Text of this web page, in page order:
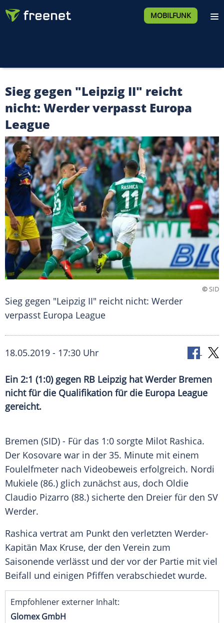
MOBILFUNK
Sieg gegen "Leipzig II" reicht
nicht: Werder verpasst Europa
League
©SID
Sieg gegen "Leipzig II" reicht nicht: Werder
verpasst Europa League
18.05.2019 - 17:30 Uhr
Ein 2:1 (1:0) gegen RB Leipzig hat Werder Bremen
nicht für die Qualifikation für die Europa League
gereicht.
Bremen (SID) - Für das 1:0 sorgte Milot Rashica.
Der Kosovare war in der 35. Minute mit einem
Foulelfmeter nach Videobeweis erfolgreich. Nordi
Mukiele (86.) glich zunächst aus, doch Oldie
Claudio Pizarro (88.) sicherte den Dreier für den SV
Werder.
Rashica vertrat am Punkt den verletzten Werder-
Kapitän Max Kruse, der den Verein zum
Saisonende verlässt und der vor der Partie mit viel
Beifall und einigen Pfiffen verabschiedet wurde.
Empfohlener externer Inhalt:
Glomex GmbH